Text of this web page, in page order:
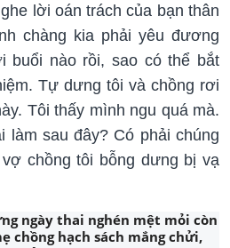
lời oán trách của bạn thân
chàng kia phải yêu đương
buổi nào rồi, sao có thể bắt
Tự dưng tôi và chồng rơi
Tôi thấy mình ngu quá mà.
sau đây? Có phải chúng
chồng tôi bỗng dưng bị vạ
ngày thai nghén mệt mỏi còn
chồng hạch sách mắng chửi,